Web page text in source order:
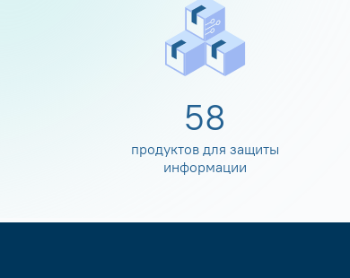
60
продуктов для защиты
информации